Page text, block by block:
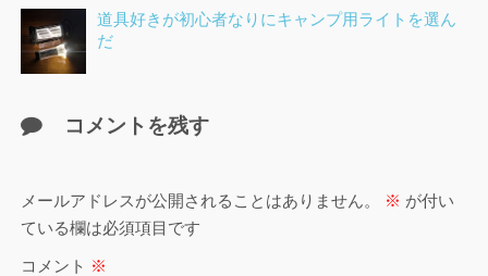
道具好きが初心者なりにキャンプ用ライトを選ん
だ
コメントを残す
メールアドレスが公開されることはありません。 ※ が付い
ている欄は必須項目です
コメント ※